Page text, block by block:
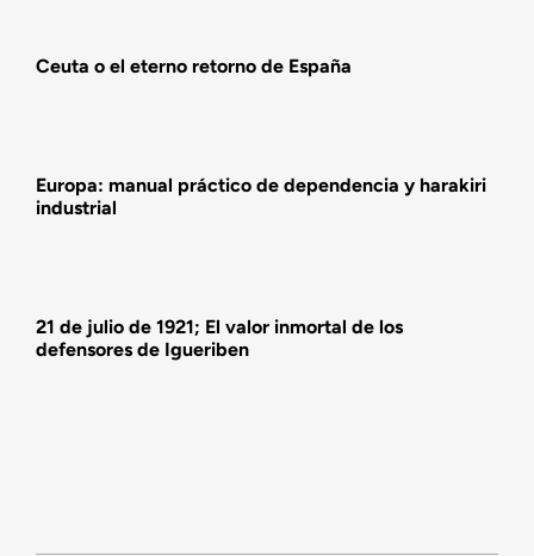
Ceuta o el eterno retorno de España
Europa: manual práctico de dependencia y harakiri
industrial
21 de julio de 1921; El valor inmortal de los
defensores de Igueriben